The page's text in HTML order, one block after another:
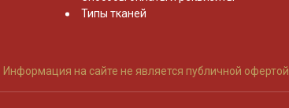
Типы тканей
Информация на сайте не является публичной офертой.